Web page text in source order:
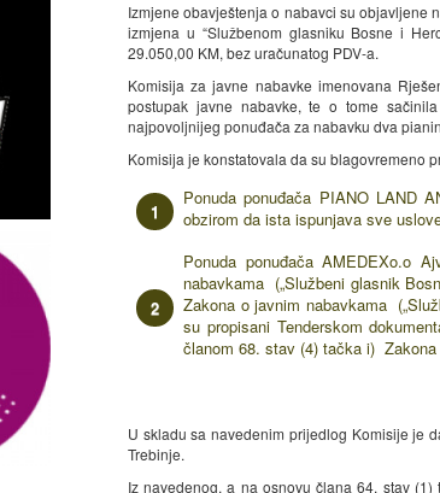
Izmjene obavještenja o nabavci su objavljene
izmjena u “Službenom glasniku Bosne i
29.050,00 KM, bez uračunatog PDV-a.
Komisija za javne nabavke imenovana
postupak javne nabavke, te o tome
najpovoljnijeg ponuđača za nabavku dva
Komisija je konstatovala da su blagovremeno
Ponuda ponuđača PIANO LAND
obzirom da ista ispunjava sve
Ponuda ponuđača AMEDEXo.o
nabavkama („Službeni glasnik
Zakona o javnim nabavkama
su propisani Tenderskom
članom 68. stav (4) tačka i)
U skladu sa navedenim prijedlog Komisije je
Trebinje.
Iz navedenog, a na osnovu člana 64. stav